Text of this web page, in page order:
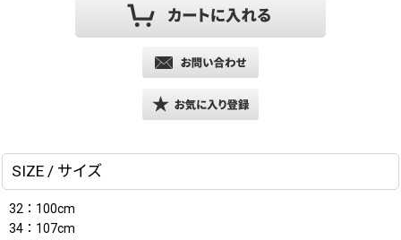
SIZE / サイズ
32：100cm
34：107cm